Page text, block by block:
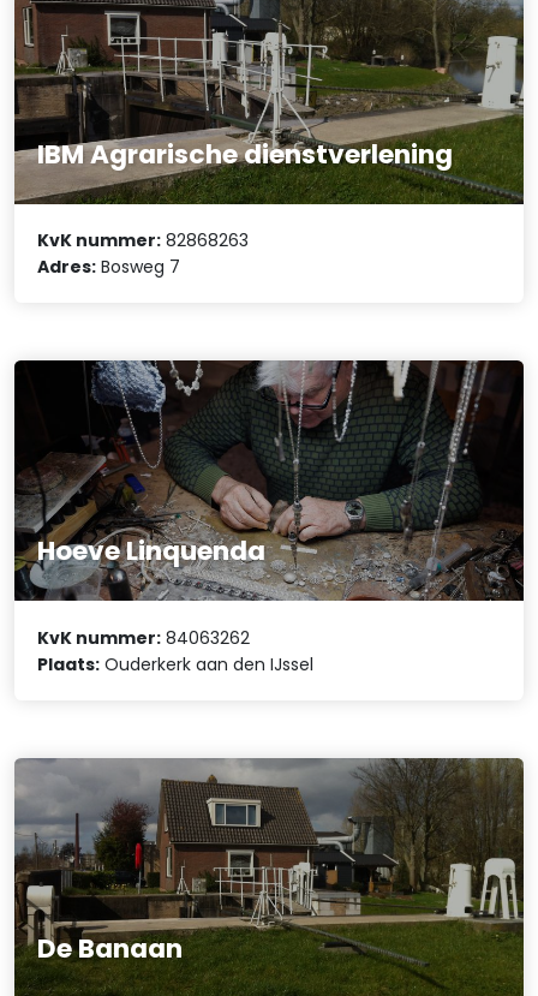
IBM Agrarische dienstverlening
KvK nummer: 82868263
Adres: Bosweg 7
Hoeve Linquenda
KvK nummer: 84063262
Plaats: Ouderkerk aan den IJssel
De Banaan